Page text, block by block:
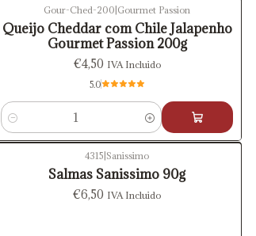
Gour-Ched-200 Gourmet Passion
Queijo Cheddar com Chile Jalapenho
Gourmet Passion 200g
€4,50 IVA Incluido
5.0
Cantidad
4315 Sanissimo
Salmas Sanissimo 90g
€6,50 IVA Incluido